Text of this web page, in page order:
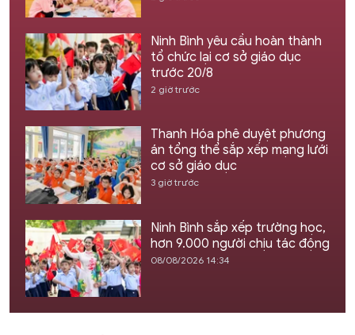
Ninh Bình yêu cầu hoàn thành
tổ chức lại cơ sở giáo dục
trước 20/8
2 giờ trước
Thanh Hóa phê duyệt phương
án tổng thể sắp xếp mạng lưới
cơ sở giáo dục
3 giờ trước
Ninh Bình sắp xếp trường học,
hơn 9.000 người chịu tác động
08/08/2026 14:34